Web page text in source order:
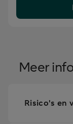
Meer
Risico's en